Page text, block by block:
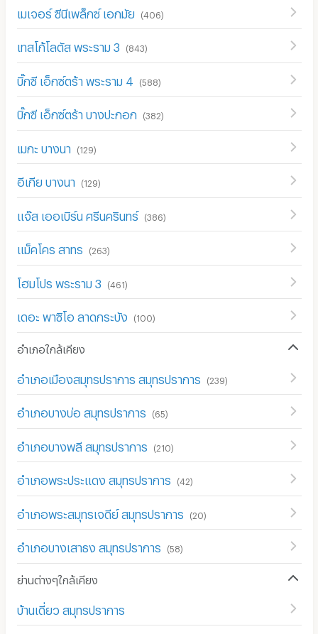
เมเจอร์ ซีนีเพล็กซ์ เอกมัย (406)
เทสโก้โลตัส พระราม 3 (843)
บิ๊กซี เอ็กซ์ตร้า พระราม 4 (588)
บิ๊กซี เอ็กซ์ตร้า บางปะกอก (382)
เมกะ บางนา (129)
อีเกีย บางนา (129)
แจ๊ส เออเบิร์น ศรีนครินทร์ (386)
แม็คโคร สาทร (263)
โฮมโปร พระราม 3 (461)
เดอะ พาซิโอ ลาดกระบัง (100)
อำเภอใกล้เคียง
อำเภอเมืองสมุทรปราการ สมุทรปราการ (239)
อำเภอบางบ่อ สมุทรปราการ (65)
อำเภอบางพลี สมุทรปราการ (210)
อำเภอพระประแดง สมุทรปราการ (42)
อำเภอพระสมุทรเจดีย์ สมุทรปราการ (20)
อำเภอบางเสาธง สมุทรปราการ (58)
ย่านต่างๆใกล้เคียง
บ้านเดี่ยว สมุทรปราการ